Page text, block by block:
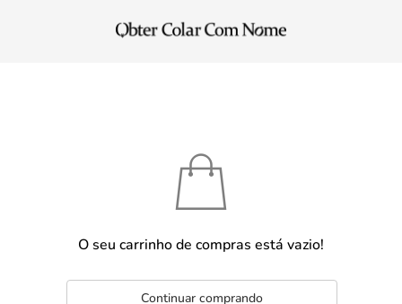
O seu carrinho de compras está vazio!
Continuar comprando